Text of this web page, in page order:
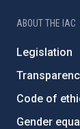
ABOUT THE IAC
Legislation
Code of
Gender